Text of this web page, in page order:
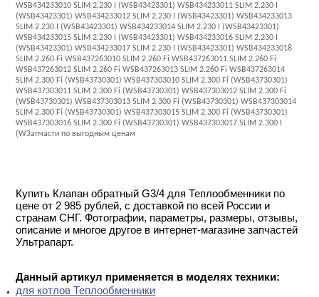
WSB434233010 SLIM 2.230 I (WSB43423301) WSB434233011 SLIM 2.230 I
(WSB43423301) WSB434233012 SLIM 2.230 I (WSB43423301) WSB434233013
SLIM 2.230 I (WSB43423301) WSB434233014 SLIM 2.230 I (WSB43423301)
WSB434233015 SLIM 2.230 I (WSB43423301) WSB434233016 SLIM 2.230 I
(WSB43423301) WSB434233017 SLIM 2.230 I (WSB43423301) WSB434233018
SLIM 2.260 Fi WSB437263010 SLIM 2.260 Fi WSB437263011 SLIM 2.260 Fi
WSB437263012 SLIM 2.260 Fi WSB437263013 SLIM 2.260 Fi WSB437263014
SLIM 2.300 Fi (WSB43730301) WSB437303010 SLIM 2.300 Fi (WSB43730301)
WSB437303011 SLIM 2.300 Fi (WSB43730301) WSB437303012 SLIM 2.300 Fi
(WSB43730301) WSB437303013 SLIM 2.300 Fi (WSB43730301) WSB437303014
SLIM 2.300 Fi (WSB43730301) WSB437303015 SLIM 2.300 Fi (WSB43730301)
WSB437303016 SLIM 2.300 Fi (WSB43730301) WSB437303017 SLIM 2.300 I
(WЗапчасти по выгодным ценам
Купить Клапан обратный G3/4 для Теплообменники по
цене от 2 985 рублей, с доставкой по всей России и
странам СНГ. Фотографии, параметры, размеры, отзывы,
описание и многое другое в интернет-магазине запчастей
Ультрапарт.
Данный артикул применяется в моделях техники:
для котлов Теплообменники